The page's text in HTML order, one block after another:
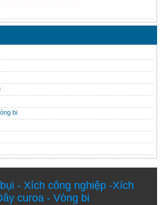
bi
- Xích công nghiệp-Xích
curoa- Vòng bi